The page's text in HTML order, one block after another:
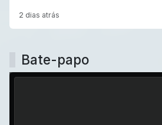
2 dias atrás
Bate-papo